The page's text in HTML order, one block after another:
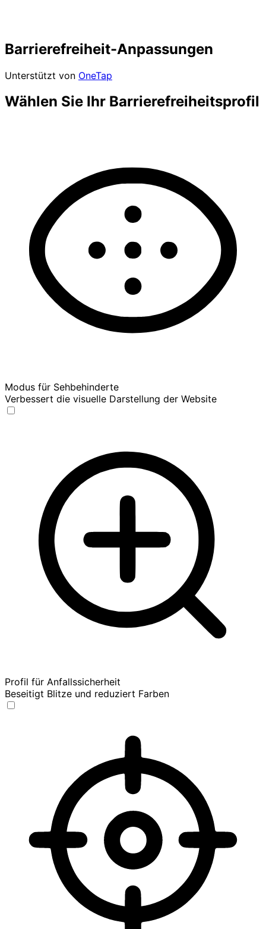
Barrierefreiheit-Anpassungen
Unterstützt von OneTap
Wählen Sie Ihr Barrierefreiheitsprofil
Modus für Sehbehinderte
Verbessert die visuelle Darstellung der Website
Profil für Anfallssicherheit
Beseitigt Blitze und reduziert Farben